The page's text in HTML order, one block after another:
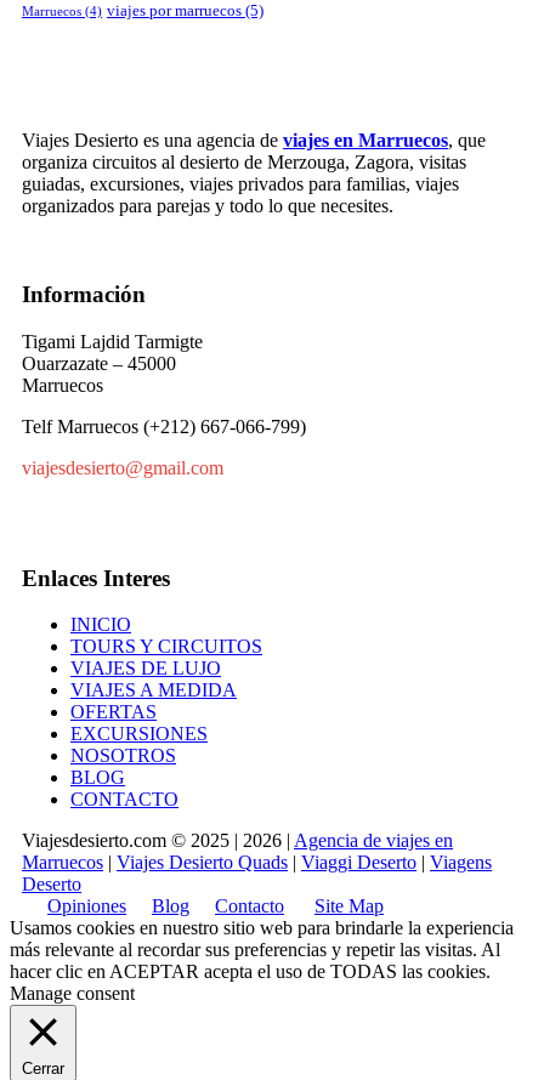
Marruecos (4) viajes por marruecos (5)
Viajes Desierto es una agencia de viajes en Marruecos, que
organiza circuitos al desierto de Merzouga, Zagora, visitas
guiadas, excursiones, viajes privados para familias, viajes
organizados para parejas y todo lo que necesites.
Información
Tigami Lajdid Tarmigte
Ouarzazate – 45000
Marruecos
Telf Marruecos (+212) 667-066-799)
viajesdesierto@gmail.com
Enlaces Interes
INICIO
TOURS Y CIRCUITOS
VIAJES DE LUJO
VIAJES A MEDIDA
OFERTAS
EXCURSIONES
NOSOTROS
BLOG
CONTACTO
Viajesdesierto.com © 2025 | 2026 | Agencia de viajes en
Marruecos | Viajes Desierto Quads | Viaggi Deserto | Viagens
Deserto
Opiniones
Blog Contacto
Site Map
Usamos cookies en nuestro sitio web para brindarle la experiencia
más relevante al recordar sus preferencias y repetir las visitas. Al
hacer clic en ACEPTAR acepta el uso de TODAS las cookies.
Manage consent
Cerrar